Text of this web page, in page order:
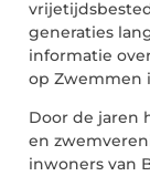
generaties
informatie
op Zwemmen
Door de jaren
en
inwoners van